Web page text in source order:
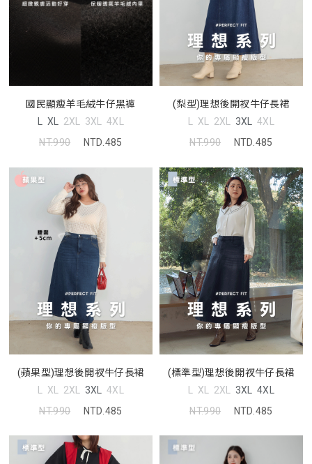
國民顯瘦羊毛絨牛仔黑褲
L XL 2XL 3XL 4XL
NT.990
NTD.485
(梨型)理想後開衩牛仔長裙
L XL 2XL 3XL 4XL
NT.990
NTD.485
(蘋果型)理想後開衩牛仔長裙
L XL 2XL 3XL 4XL
NT.990
NTD.485
(標準型)理想後開衩牛仔長裙
L XL 2XL 3XL 4XL
NT.990
NTD.485